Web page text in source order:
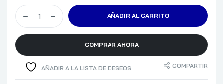
INTERFAZ
RANGO DE
CON
AÑADIR AL CARRITO
COMPRAR AHORA
AÑADIR A LA LISTA DE DESEOS COMPARTIR